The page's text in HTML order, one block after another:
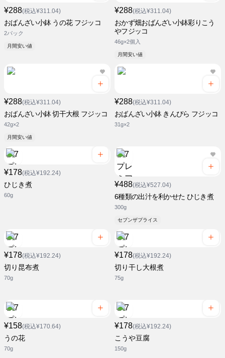
¥288(税込¥311.04)
おばんざい小鉢 うの花 フジッコ
2パック
月間安い値
¥288(税込¥311.04)
おかず畑おばんざい小鉢彩りこう
やフジッコ
46g×2個入
月間安い値
¥288(税込¥311.04)
おばんざい小鉢 切干大根 フジッコ
42g×2
月間安い値
¥288(税込¥311.04)
おばんざい小鉢 きんぴら フジッコ
31g×2
¥178(税込¥192.24)
ひじき煮
60g
¥488(税込¥527.04)
6種類の出汁を利かせた ひじき煮
300g
セブンザプライス
¥178(税込¥192.24)
切り昆布煮
70g
¥178(税込¥192.24)
切り干し大根煮
75g
¥158(税込¥170.64)
うの花
70g
¥178(税込¥192.24)
こうや豆腐
150g